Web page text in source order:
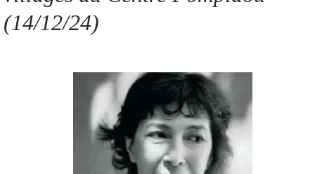
Agenda
(14/12/24)